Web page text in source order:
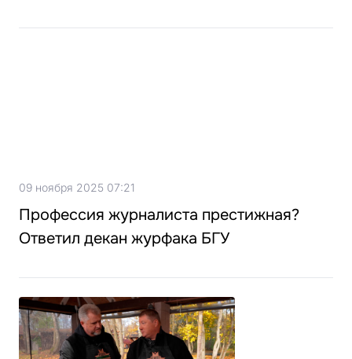
09 ноября 2025 07:21
Профессия журналиста престижная?
Ответил декан журфака БГУ